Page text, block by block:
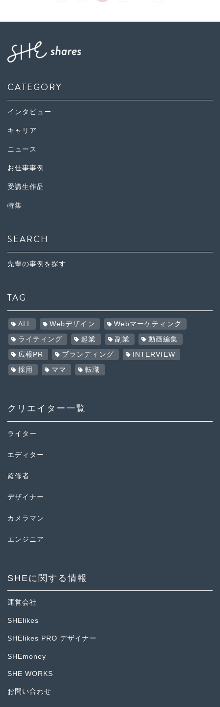
CATEGORY
インタビュー
キャリア
ニュース
お仕事事例
受講生作品
特集
SEARCH
先輩の事例を探す
TAG
ALL Webデザイン Webマーケティング
ライティング 起業 副業 動画編集
広報PR ブランディング INTERVIEW
採用 ママ 転職
クリエイター一覧
ライター
エディター
監修者
デザイナー
カメラマン
エンジニア
SHEに関する情報
運営会社
SHElikes
SHElikes PRO デザイナー
SHEmoney
SHE WORKS
お問い合わせ